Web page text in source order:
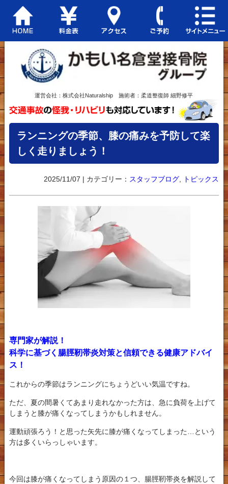
運営会社：株式会社Naturalship 施術者：柔道整復師 細野修平
ランニングの季節、膝の痛みを予防して楽
しく走りましょう！
2025/11/07 | カテゴリー： スタッフブログ, トピックス
専門家が解説！
科学に基づく腸脛靭帯炎対策と信頼できる健康アドバイ
ス！
これからの季節はランニングにちょうどいい気温ですね。
ただ、夏の間暑くてあまり走れなかった方は、急に負荷を上げて
しまうと膝が痛くなってしまうかもしれません。
運動頑張ろう！と思った矢先に膝が痛くなってしまった…という
方は多くいらっしゃいます。
今回は膝が痛くなってしまう原因の１つ、腸脛靭帯炎を解説して